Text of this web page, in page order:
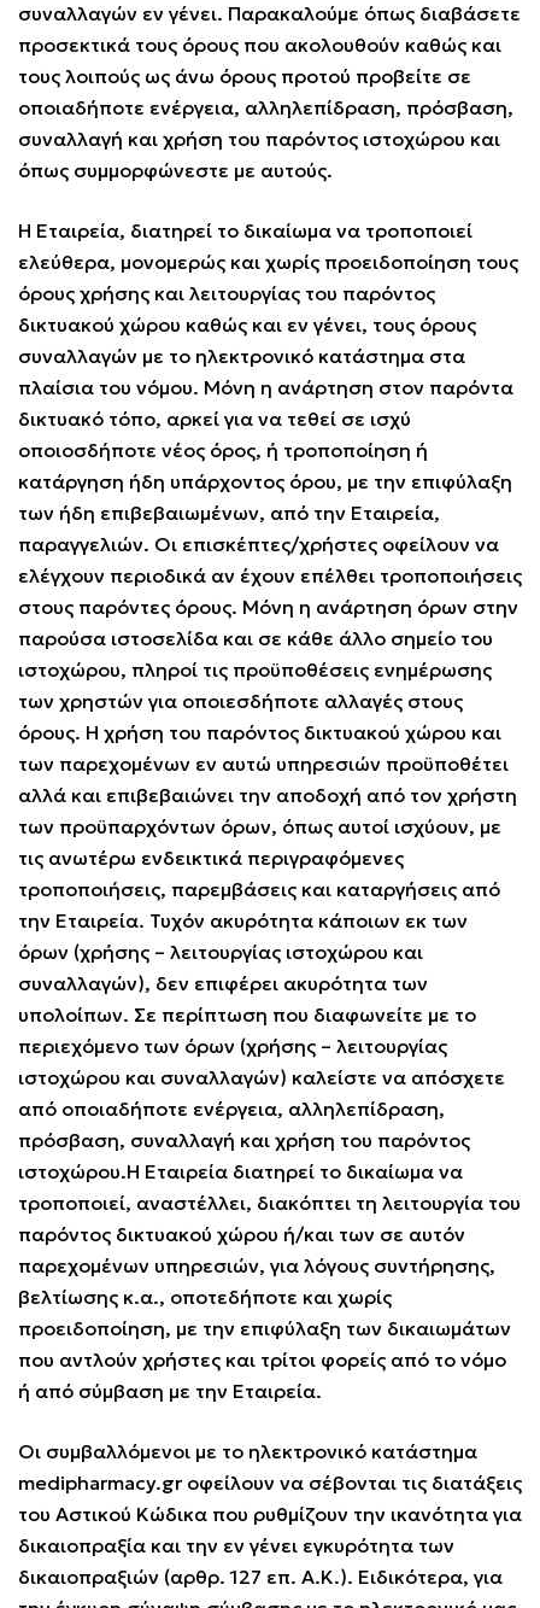
συναλλαγών εν γένει. Παρακαλούμε όπως διαβάσετε
προσεκτικά τους όρους που ακολουθούν καθώς και
τους λοιπούς ως άνω όρους προτού προβείτε σε
οποιαδήποτε ενέργεια, αλληλεπίδραση, πρόσβαση,
συναλλαγή και χρήση του παρόντος ιστοχώρου και
όπως συμμορφώνεστε με αυτούς.
Η Εταιρεία, διατηρεί το δικαίωμα να τροποποιεί
ελεύθερα, μονομερώς και χωρίς προειδοποίηση τους
όρους χρήσης και λειτουργίας του παρόντος
δικτυακού χώρου καθώς και εν γένει, τους όρους
συναλλαγών με το ηλεκτρονικό κατάστημα στα
πλαίσια του νόμου. Μόνη η ανάρτηση στον παρόντα
δικτυακό τόπο, αρκεί για να τεθεί σε ισχύ
οποιοσδήποτε νέος όρος, ή τροποποίηση ή
κατάργηση ήδη υπάρχοντος όρου, με την επιφύλαξη
των ήδη επιβεβαιωμένων, από την Εταιρεία,
παραγγελιών. Οι επισκέπτες/χρήστες οφείλουν να
ελέγχουν περιοδικά αν έχουν επέλθει τροποποιήσεις
στους παρόντες όρους. Μόνη η ανάρτηση όρων στην
παρούσα ιστοσελίδα και σε κάθε άλλο σημείο του
ιστοχώρου, πληροί τις προϋποθέσεις ενημέρωσης
των χρηστών για οποιεσδήποτε αλλαγές στους
όρους. Η χρήση του παρόντος δικτυακού χώρου και
των παρεχομένων εν αυτώ υπηρεσιών προϋποθέτει
αλλά και επιβεβαιώνει την αποδοχή από τον χρήστη
των προϋπαρχόντων όρων, όπως αυτοί ισχύουν, με
τις ανωτέρω ενδεικτικά περιγραφόμενες
τροποποιήσεις, παρεμβάσεις και καταργήσεις από
την Εταιρεία. Τυχόν ακυρότητα κάποιων εκ των
όρων (χρήσης – λειτουργίας ιστοχώρου και
συναλλαγών), δεν επιφέρει ακυρότητα των
υπολοίπων. Σε περίπτωση που διαφωνείτε με το
περιεχόμενο των όρων (χρήσης – λειτουργίας
ιστοχώρου και συναλλαγών) καλείστε να απόσχετε
από οποιαδήποτε ενέργεια, αλληλεπίδραση,
πρόσβαση, συναλλαγή και χρήση του παρόντος
ιστοχώρου.Η Εταιρεία διατηρεί το δικαίωμα να
τροποποιεί, αναστέλλει, διακόπτει τη λειτουργία του
παρόντος δικτυακού χώρου ή/και των σε αυτόν
παρεχομένων υπηρεσιών, για λόγους συντήρησης,
βελτίωσης κ.α., οποτεδήποτε και χωρίς
προειδοποίηση, με την επιφύλαξη των δικαιωμάτων
που αντλούν χρήστες και τρίτοι φορείς από το νόμο
ή από σύμβαση με την Εταιρεία.
Οι συμβαλλόμενοι με το ηλεκτρονικό κατάστημα
medipharmacy.gr οφείλουν να σέβονται τις διατάξεις
του Αστικού Κώδικα που ρυθμίζουν την ικανότητα για
δικαιοπραξία και την εν γένει εγκυρότητα των
δικαιοπραξιών (αρθρ. 127 επ. Α.Κ.). Ειδικότερα, για